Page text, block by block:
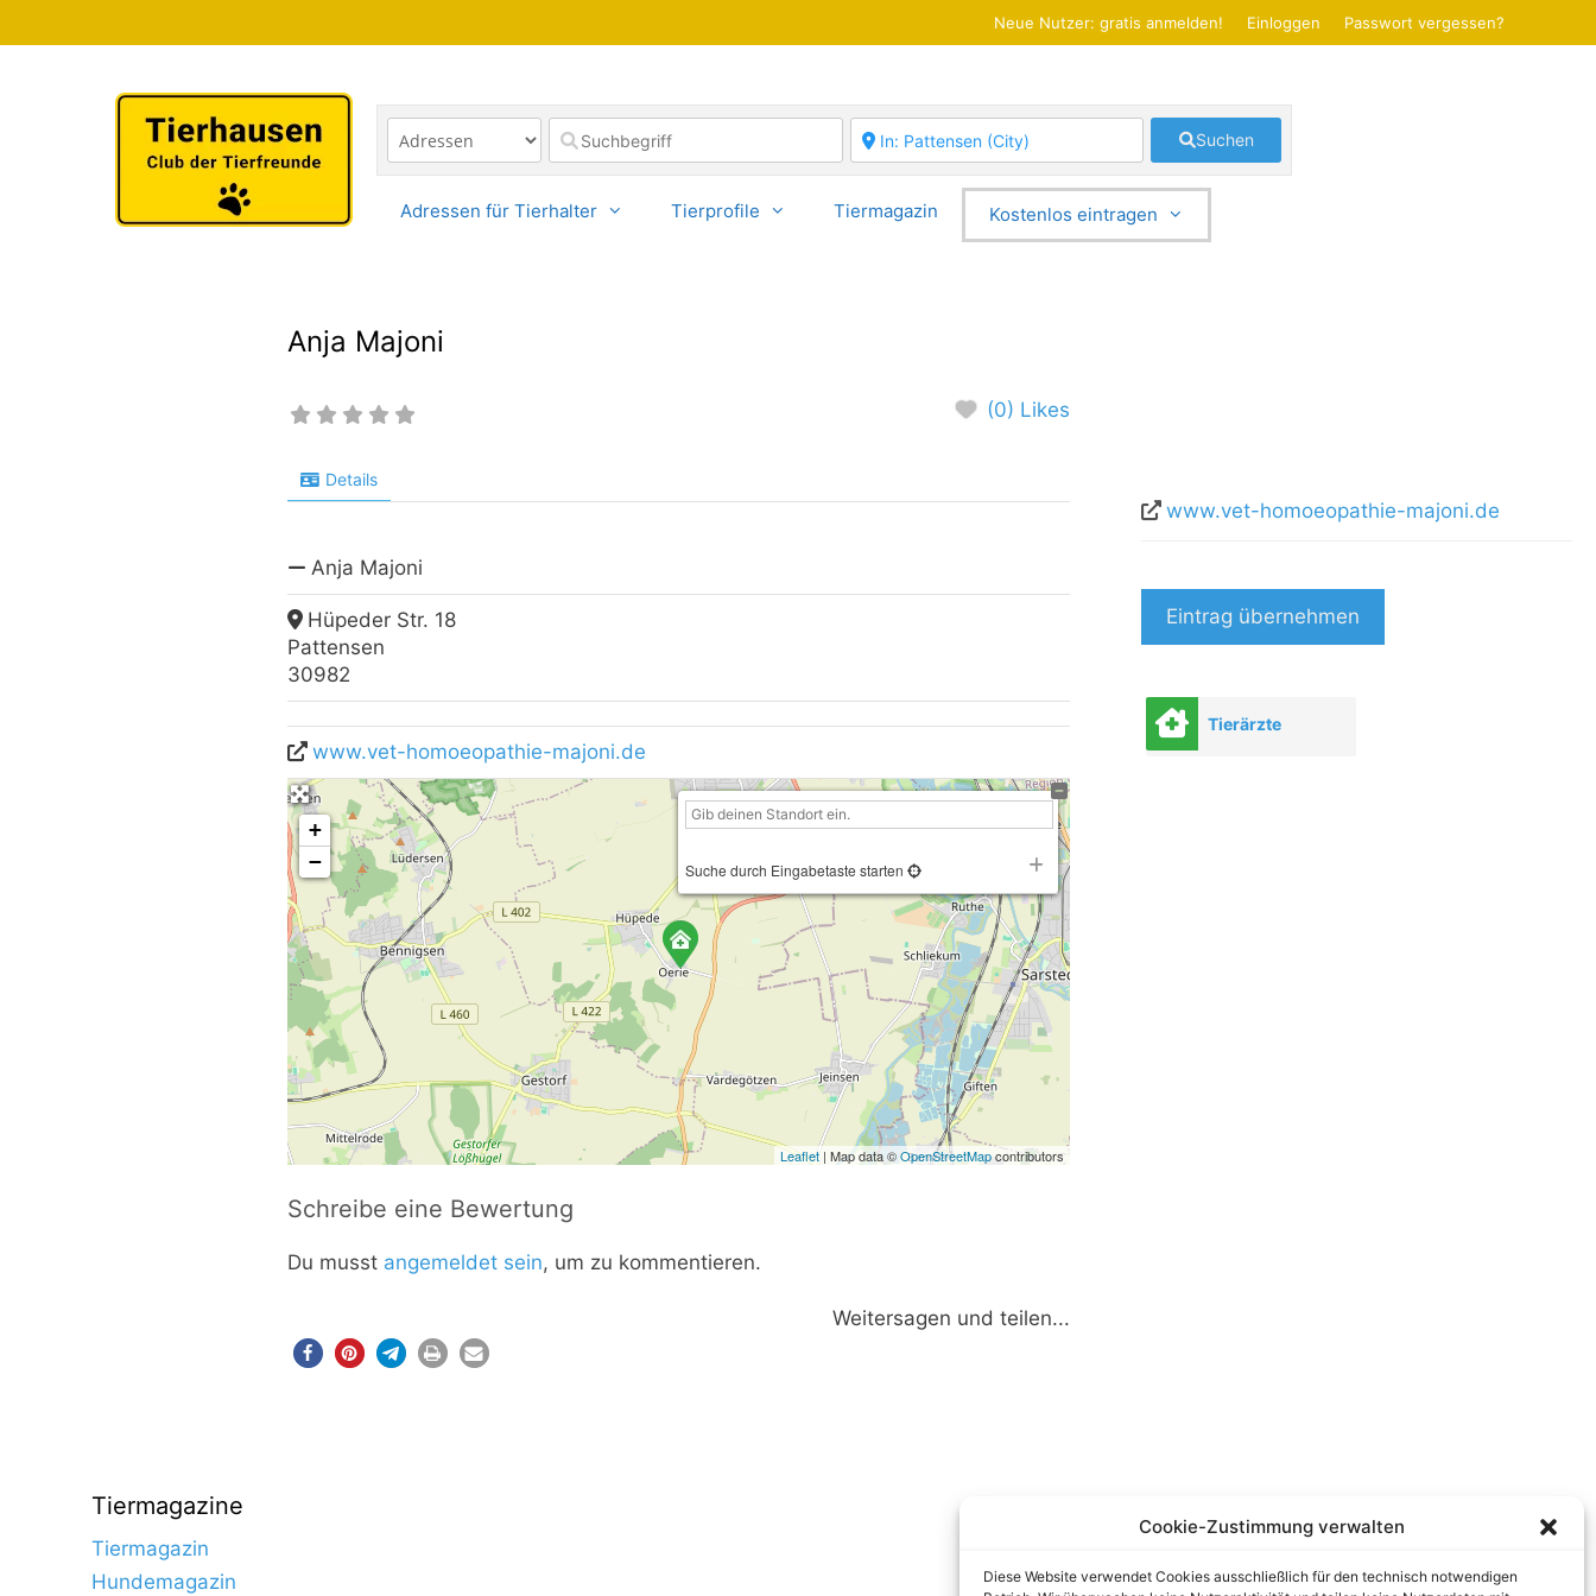
Cookie-Zustimmung verwalten
Diese Website verwendet Cookies ausschließlich für den technisch notwendigen
Inhalt
Neue Nutzer: gratis anmelden! Einloggen Passwort vergessen?
Suchen
Adressen für Tierhalter Tierprofile Tiermagazin Kostenlos eintragen
Anja Majoni
(0) Likes
Details
Anja Majoni
Hüpeder Str. 18
Pattensen
30982
www.vet-homoeopathie-majoni.de
+
−
Suche durch Eingabetaste starten
Leaflet| Map data ©OpenStreetMapcontributors
Schreibe eine Bewertung
Du musst angemeldet sein, um zu kommentieren.
Weitersagen und teilen...
www.vet-homoeopathie-majoni.de
Eintrag übernehmen
Tierärzte
Tiermagazine
Tiermagazin
Hundemagazin